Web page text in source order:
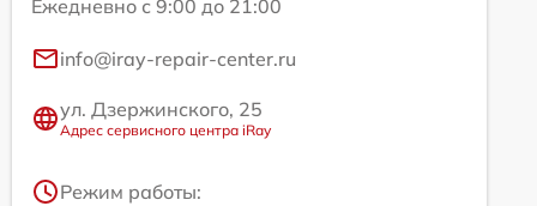
Ежедневно с 9:00 до 21:00
info@iray-repair-center.ru
ул. Дзержинского, 25
Адрес сервисного центра iRay
Режим работы: